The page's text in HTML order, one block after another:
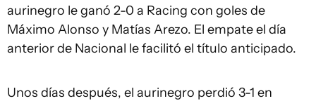
aurinegro le ganó 2-0 a Racing con goles de
Máximo Alonso y Matías Arezo. El empate el día
anterior de Nacional le facilitó el título anticipado.
Unos días después, el aurinegro perdió 3-1 en